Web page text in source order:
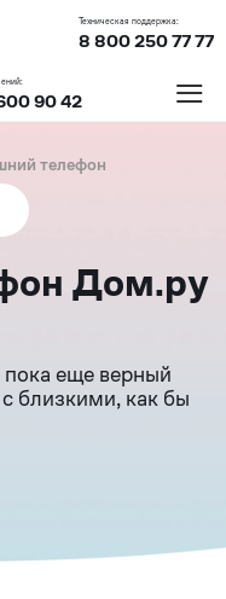
Техническая поддержка:
8 800 250 77 77
90 42 ≡
телефон
Дом.ру
еще верный
близкими, как бы